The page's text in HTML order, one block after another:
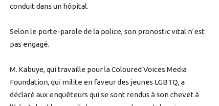
conduit dans un hôpital.
Selon le porte-parole de la police, son pronostic vital n’est
pas engagé.
M. Kabuye, qui travaille pour la Coloured Voices Media
Foundation, qui milite en faveur des jeunes LGBTQ, a
déclaré aux enquêteurs qui se sont rendus à son chevet à